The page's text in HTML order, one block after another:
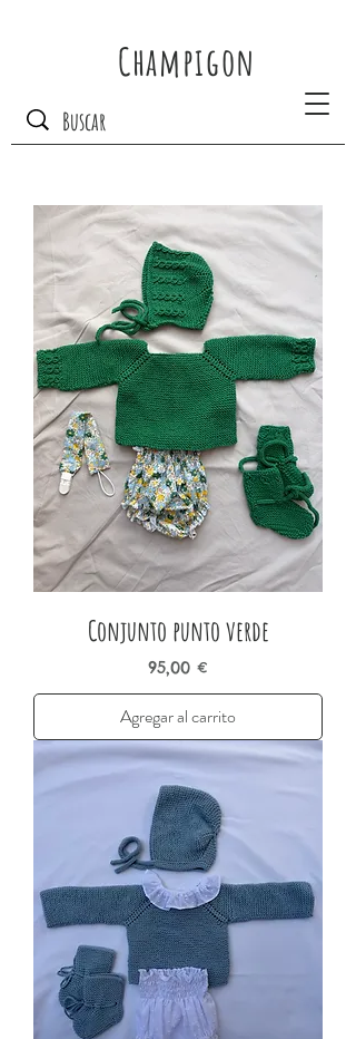
Champigon
Conjunto punto verde
Precio
95,00 €
Agregar al carrito